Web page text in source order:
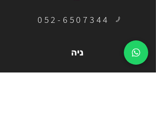
052-6507344
ניה
שיעורי ניה